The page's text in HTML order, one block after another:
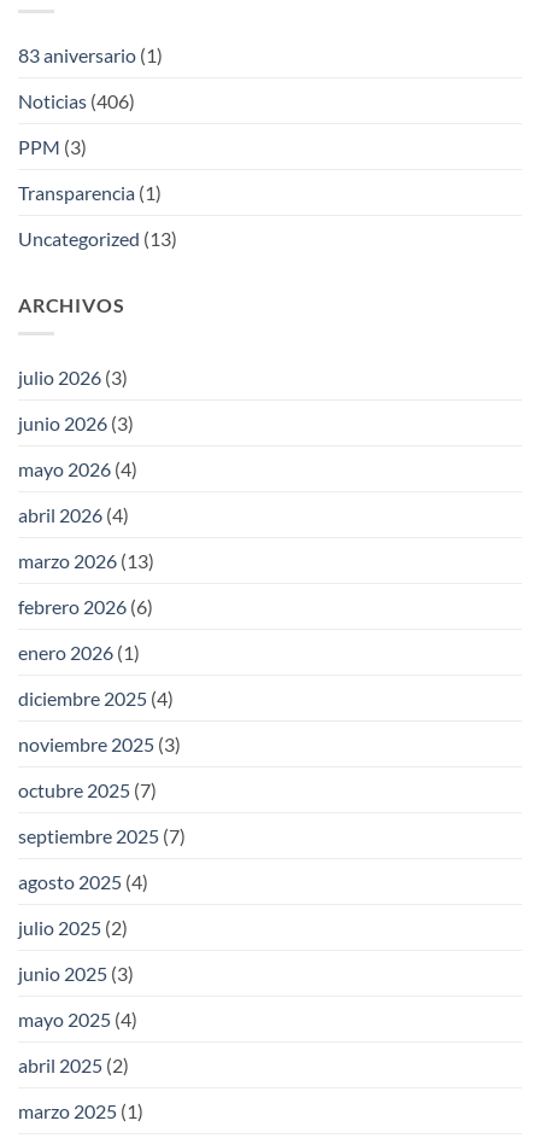
83 aniversario (1)
Noticias (406)
PPM (3)
Transparencia (1)
Uncategorized (13)
ARCHIVOS
julio 2026 (3)
junio 2026 (3)
mayo 2026 (4)
abril 2026 (4)
marzo 2026 (13)
febrero 2026 (6)
enero 2026 (1)
diciembre 2025 (4)
noviembre 2025 (3)
octubre 2025 (7)
septiembre 2025 (7)
agosto 2025 (4)
julio 2025 (2)
junio 2025 (3)
mayo 2025 (4)
abril 2025 (2)
marzo 2025 (1)